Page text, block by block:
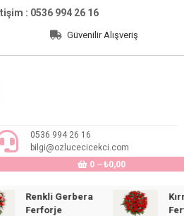
: 0536 994 26 16
Güvenilir Alışveriş
0536 994 26 16
bilgi@ozlucecicekci.com
0
₺0,00
Renkli Gerbera
Ferforje